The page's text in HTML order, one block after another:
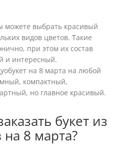
можете выбрать красивый
видов цветов. Такие
при этом их состав
и интересный.
на 8 марта на любой
компактный,
но главное красивый.
букет из
8 марта?